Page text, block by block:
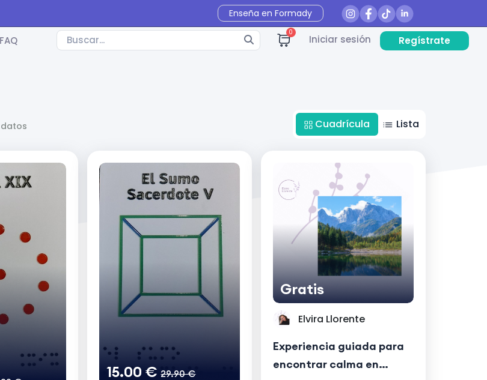
Enseña en Formady
FAQ
0
Iniciar sesión Regístrate
datos Cuadrícula Lista
15.00 €29.90 €
Gratis
Elvira Llorente
Experiencia guiada para
encontrar calma en